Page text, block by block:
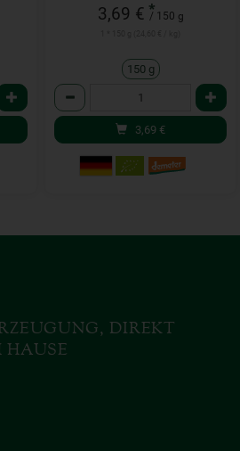
3,69 € *
/ 150 g
150 g
Anzahl
3,69 €
DIREKT
HAUSE